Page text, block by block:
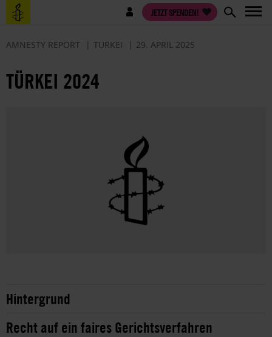
Direkt
zum
Benutzermenü JETZT SPENDEN!
AMNESTY REPORT TÜRKEI 29. APRIL 2025
TÜRKEI 2024
Hintergrund
Recht auf ein faires Gerichtsverfahren